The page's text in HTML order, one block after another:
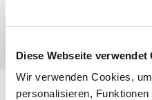
Diese Webseite verwendet
Wir verwenden Cookies,
personalisieren,
Heilig Kreuz, Kirche,
13053 Berlin